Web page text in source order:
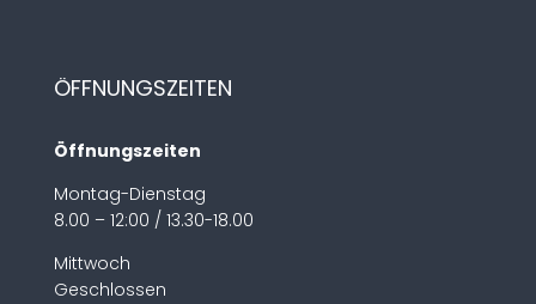
ÖFFNUNGSZEITEN
Öffnungszeiten
Montag-Dienstag
8.00 – 12:00 / 13.30-18.00
Mittwoch
Geschlossen